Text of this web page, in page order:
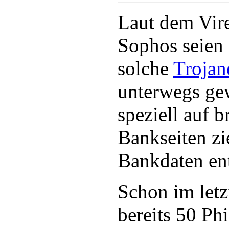
Laut dem
Sophos
solche
unterwegs
speziell auf
Bankseiten
Bankdaten
Schon im
bereits 50